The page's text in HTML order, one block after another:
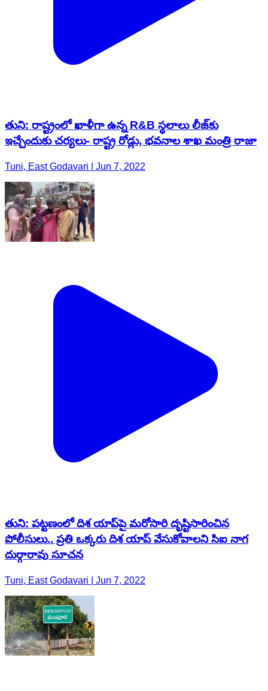
తుని: రాష్ట్రంలో ఖాళీగా ఉన్న R&B స్థలాలు లీజ్‌కు
ఇచ్చేందుకు చర్యలు- రాష్ట్ర రోడ్లు, భవనాల శాఖ మంత్రి రాజా
Tuni, East Godavari | Jun 7, 2022
తుని: పట్టణంలో దిశ యాప్‌పై మరోసారి దృష్టిసారించిన
పోలీసులు.. ప్రతి ఒక్కరు దిశ యాప్ వేసుకోవాలని సిఐ నాగ
దుర్గారావు సూచన
Tuni, East Godavari | Jun 7, 2022